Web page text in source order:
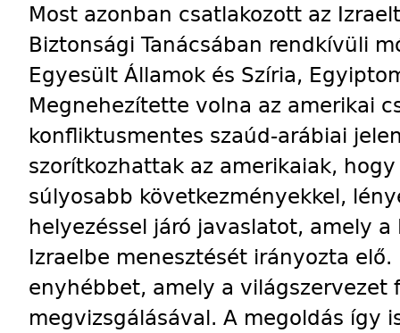
Most azonban csatlakozott az
Biztonsági Tanácsában rendkívüli
Egyesült Államok és Szíria,
Megnehezítette volna az amerikai
konfliktusmentes szaúd-arábiai
szorítkozhattak az amerikaiak,
súlyosabb következményekkel,
helyezéssel járó javaslatot, amely
Izraelbe menesztését irányozta
enyhébbet, amely a
megvizsgálásával. A megoldás így